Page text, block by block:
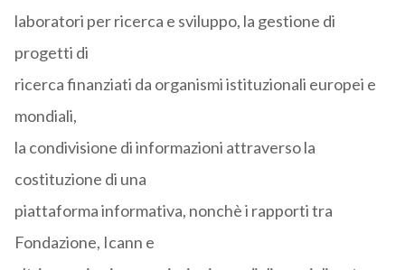
laboratori per ricerca e sviluppo, la gestione di
progetti di
ricerca finanziati da organismi istituzionali europei e
mondiali,
la condivisione di informazioni attraverso la
costituzione di una
piattaforma informativa, nonchè i rapporti tra
Fondazione, Icann e